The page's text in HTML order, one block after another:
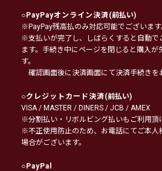
○PayPayオンライン決済(前払い)
※PayPay残高払のみ対応可能でございます
※支払いが完了し、しばらくすると自動で
ます。手続き中にページを閉じると購入が
す。
確認画面後に決済画面にて決済手続きを
○クレジットカード決済(前払い)
VISA / MASTER / DINERS / JCB / AMEX
※分割払い・リボルビング払いもご利用頂
※不正使用防止のため、お電話にてご本人
場合がございます。
○PayPal